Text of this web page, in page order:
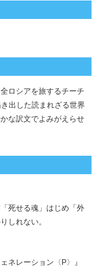
ロシアを旅するチーチ
出した読まれざる世界
な訳文でよみがえらせ
死せる魂」はじめ「外
しれない。
ネレーション〈P〉』